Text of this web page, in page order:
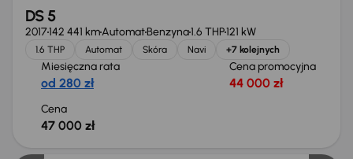
DS 5
2017142 441 kmAutomatBenzyna1.6 THP121 kW
1.6 THP Automat Skóra Navi +7 kolejnych
Miesięczna rata
od 280 zł
Cena promocyjna
44 000 zł
Cena
47 000 zł